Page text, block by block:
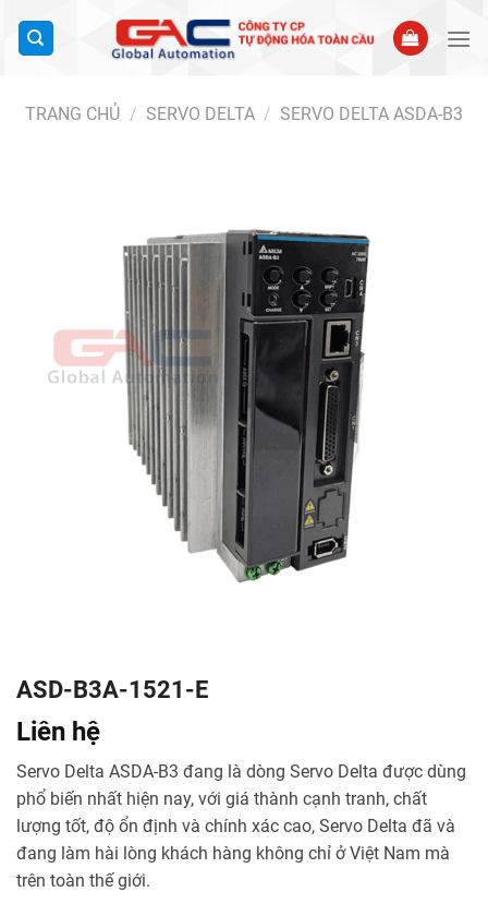
qua
TRANG CHỦ / SERVO DELTA / SERVO DELTA ASDA-B3
ASD-B3A-1521-E
Liên hệ
Servo Delta ASDA-B3 đang là dòng Servo Delta được dùng
phổ biến nhất hiện nay, với giá thành cạnh tranh, chất
lượng tốt, độ ổn định và chính xác cao, Servo Delta đã và
đang làm hài lòng khách hàng không chỉ ở Việt Nam mà
trên toàn thế giới.